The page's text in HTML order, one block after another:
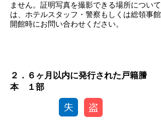
ません。証明写真を撮影できる場所について
は、ホテルスタッフ・警察もしくは総領事館
開館時にお問い合わせください。
２．６ヶ月以内に発行された戸籍謄
本 １部